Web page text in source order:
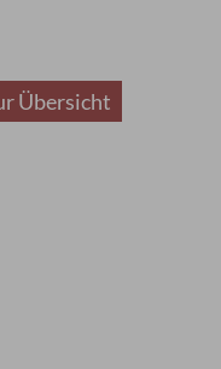
Übersicht